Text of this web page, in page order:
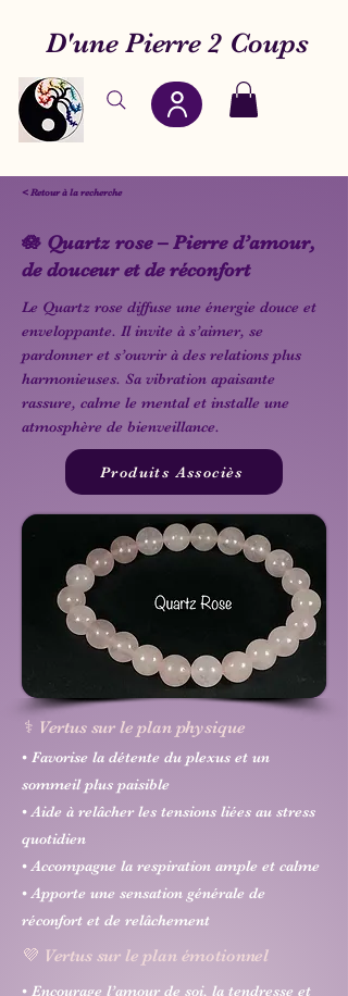
D'une Pierre 2 Coups
< Retour à la recherche
🪷 Quartz rose – Pierre d’amour,
de douceur et de réconfort
Le Quartz rose diffuse une énergie douce et
enveloppante. Il invite à s’aimer, se
pardonner et s’ouvrir à des relations plus
harmonieuses. Sa vibration apaisante
rassure, calme le mental et installe une
atmosphère de bienveillance.
Produits Associès
⚕️ Vertus sur le plan physique
• Favorise la détente du plexus et un
sommeil plus paisible
• Aide à relâcher les tensions liées au stress
quotidien
• Accompagne la respiration ample et calme
• Apporte une sensation générale de
réconfort et de relâchement
💜 Vertus sur le plan émotionnel
• Encourage l’amour de soi, la tendresse et